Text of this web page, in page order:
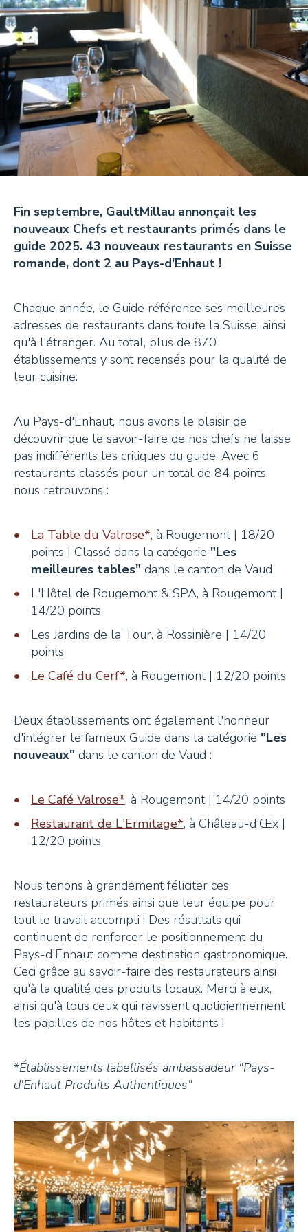
Hydrolats et Huiles
Miel et autres douceurs
Ambassadeurs
Pays-d’Enhaut Région,
Économie et Tourisme
+41 26 924 25 25
info@pays-denhaut.ch
NOUS SUIVRE
Fin septembre, GaultMillau annonçait les
nouveaux Chefs et restaurants primés dans le
guide 2025. 43 nouveaux restaurants en Suisse
romande, dont 2 au Pays-d'Enhaut !
Chaque année, le Guide référence ses meilleures
adresses de restaurants dans toute la Suisse, ainsi
qu'à l'étranger. Au total, plus de 870
établissements y sont recensés pour la qualité de
leur cuisine.
Au Pays-d'Enhaut, nous avons le plaisir de
découvrir que le savoir-faire de nos chefs ne laisse
pas indifférents les critiques du guide. Avec 6
restaurants classés pour un total de 84 points,
nous retrouvons :
La Table du Valrose*, à Rougemont | 18/20
points | Classé dans la catégorie "Les
meilleures tables" dans le canton de Vaud
L'Hôtel de Rougemont & SPA, à Rougemont |
14/20 points
Les Jardins de la Tour, à Rossinière | 14/20
points
Le Café du Cerf*, à Rougemont | 12/20 points
Deux établissements ont également l'honneur
d'intégrer le fameux Guide dans la catégorie "Les
nouveaux" dans le canton de Vaud :
Le Café Valrose*, à Rougemont | 14/20 points
Restaurant de L'Ermitage*, à Château-d'Œx |
12/20 points
Nous tenons à grandement féliciter ces
restaurateurs primés ainsi que leur équipe pour
tout le travail accompli ! Des résultats qui
continuent de renforcer le positionnement du
Pays-d'Enhaut comme destination gastronomique.
Ceci grâce au savoir-faire des restaurateurs ainsi
qu'à la qualité des produits locaux. Merci à eux,
ainsi qu'à tous ceux qui ravissent quotidiennement
les papilles de nos hôtes et habitants !
*Établissements labellisés ambassadeur "Pays-
d'Enhaut Produits Authentiques"